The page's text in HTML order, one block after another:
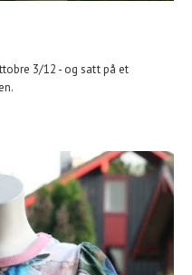
3/12 - og satt på et